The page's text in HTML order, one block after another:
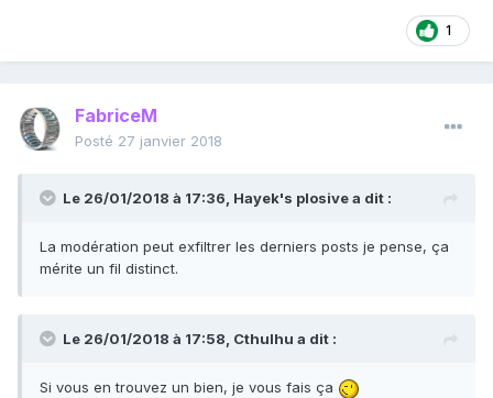
1
FabriceM
Posté 27 janvier 2018
Le 26/01/2018 à 17:36, Hayek's plosivea dit :
La modération peut exfiltrer les derniers posts je pense, ça
mérite un fil distinct.
Le 26/01/2018 à 17:58, Cthulhu a dit :
Si vous en trouvez un bien, je vous fais ça